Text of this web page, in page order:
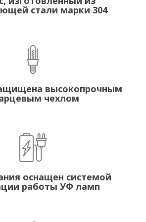
стали марки 304
высокопрочным
чехлом
оснащен системой
работы УФ ламп